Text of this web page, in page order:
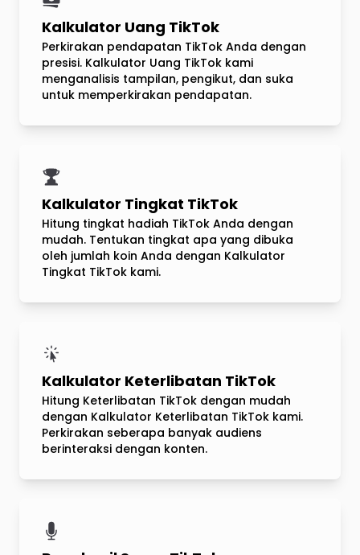
Kalkulator Uang TikTok
Perkirakan pendapatan TikTok Anda dengan
presisi. Kalkulator Uang TikTok kami
menganalisis tampilan, pengikut, dan suka
untuk memperkirakan pendapatan.
Kalkulator Tingkat TikTok
Hitung tingkat hadiah TikTok Anda dengan
mudah. Tentukan tingkat apa yang dibuka
oleh jumlah koin Anda dengan Kalkulator
Tingkat TikTok kami.
Kalkulator Keterlibatan TikTok
Hitung Keterlibatan TikTok dengan mudah
dengan Kalkulator Keterlibatan TikTok kami.
Perkirakan seberapa banyak audiens
berinteraksi dengan konten.